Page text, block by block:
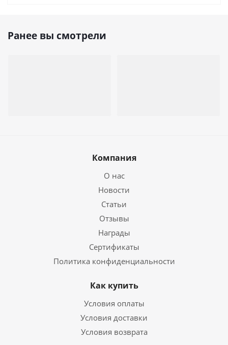
Ранее вы смотрели
Компания
О нас
Новости
Статьи
Отзывы
Награды
Сертификаты
Политика конфиденциальности
Как купить
Условия оплаты
Условия доставки
Условия возврата